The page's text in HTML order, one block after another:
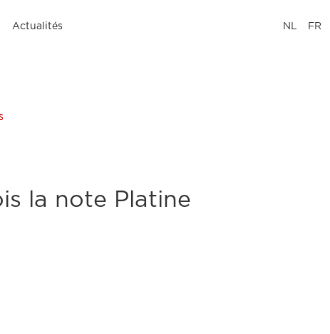
Actualités NL FR
la note Platine